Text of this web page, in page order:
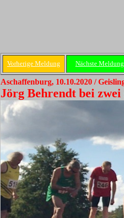
Vorherige Meldung Nächste Meldung
Aschaffenburg, 10.10.2020 /
Jörg Behrendt bei